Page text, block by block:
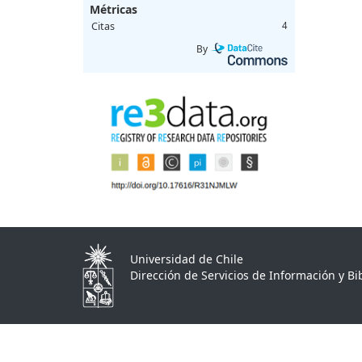
Métricas
Citas 4
By
Universidad de Chile
Dirección de Servicios de Información y